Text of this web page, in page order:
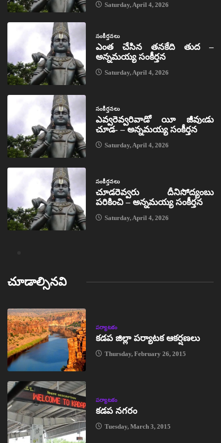
Saturday, April 4, 2026
సంకీర్తనలు
ఎంత చేసిన తనకేది తుద –
అన్నమయ్య సంకీర్తన
Saturday, April 4, 2026
సంకీర్తనలు
ఎవ్వరెవ్వరివాడో యీ జీవుఁడు
చూడ- – అన్నమయ్య సంకీర్తన
Saturday, April 4, 2026
సంకీర్తనలు
చూడరెవ్వరు దీనిసోద్యంబు
పరికించి – అన్నమయ్య సంకీర్తన
Saturday, April 4, 2026
చూడాల్సినవి
పర్యాటకం
కడప జిల్లా పర్యాటక ఆకర్షణలు
Thursday, February 26, 2015
పర్యాటకం
కడప నగరం
Tuesday, March 3, 2015